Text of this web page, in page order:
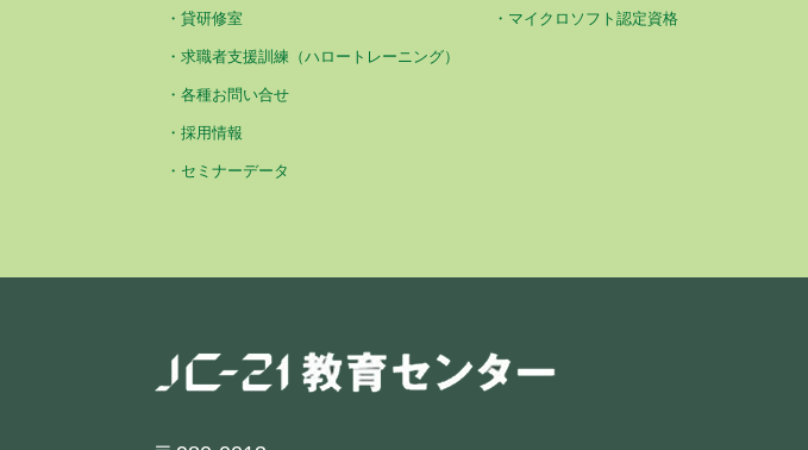
貸研修室
求職者支援訓練（ハロートレーニング）
各種お問い合せ
採用情報
セミナーデータ
マイクロソフト認定資格